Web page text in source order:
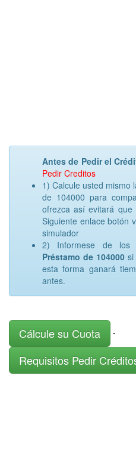
Antes de Pedir el
Pedir Creditos
1) Calcule usted mismo
de 104000 para
ofrezca así evitará
Siguiente enlace botón
simulador
2) Informese de los
Préstamo de 104000
esta forma ganará
antes.
Cálcule su Cuota -
Requisitos Pedir